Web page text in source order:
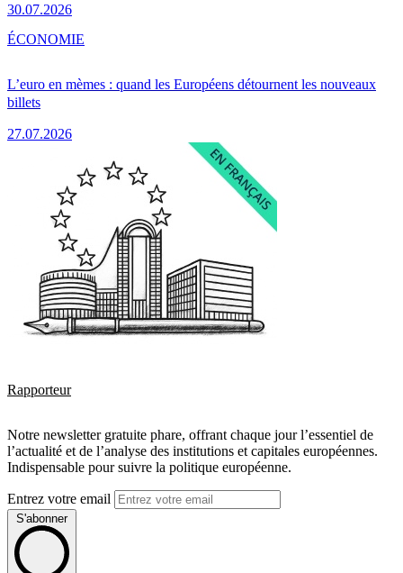
30.07.2026
L’euro en mèmes : quand les Européens détournent les nouveaux
billets
27.07.2026
ÉCONOMIE
Rapporteur
Notre newsletter gratuite phare, offrant chaque jour l’essentiel de
l’actualité et de l’analyse des institutions et capitales européennes.
Indispensable pour suivre la politique européenne.
Entrez votre email
S'abonner